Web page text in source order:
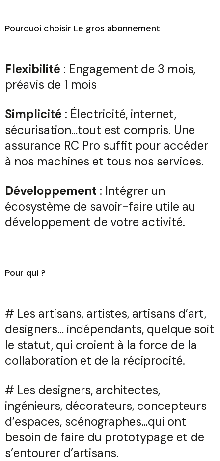
Pourquoi choisir Le gros abonnement
Flexibilité : Engagement de 3 mois,
préavis de 1 mois
Simplicité : Électricité, internet,
sécurisation…tout est compris. Une
assurance RC Pro suffit pour accéder
à nos machines et tous nos services.
Développement : Intégrer un
écosystème de savoir-faire utile au
développement de votre activité.
Pour qui ?
# Les artisans, artistes, artisans d’art,
designers… indépendants, quelque soit
le statut, qui croient à la force de la
collaboration et de la réciprocité.
# Les designers, architectes,
ingénieurs, décorateurs, concepteurs
d’espaces, scénographes…qui ont
besoin de faire du prototypage et de
s’entourer d’artisans.